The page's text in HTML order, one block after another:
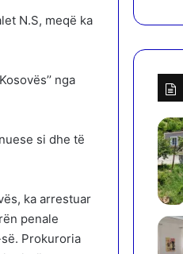
N.S, meqë ka
nga
si dhe të
ka arrestuar
penale
së. Prokuroria